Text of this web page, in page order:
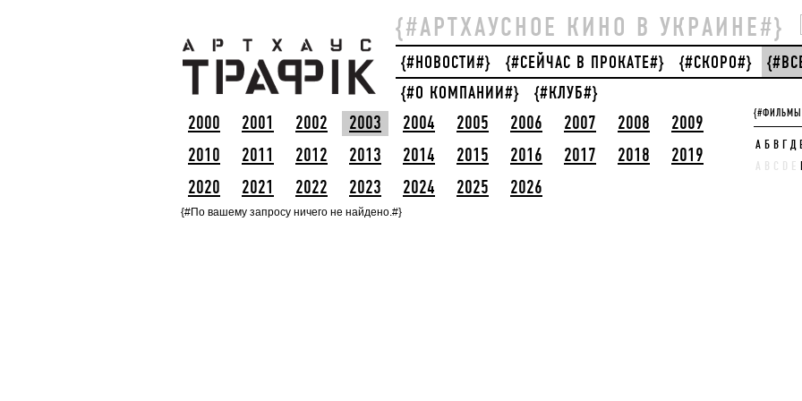
{#АРТХАУСНОЕ КИНО В УКРАИНЕ#}
{#НОВОСТИ#} {#СЕЙЧАС В ПРОКАТЕ#} {#СКОРО#}
{#О КОМПАНИИ#}
{#КЛУБ#}
2000 2001 2002 2003 2004 2005 2006 2007 2008
2009
2010
2011 2012 2013 2014 2015 2016 2017 2018
2019
2020
2021 2022 2023 2024 2025 2026
{#ФИЛЬМЫ
А Б В Г Д
A B C D E
{#По вашему запросу ничего не найдено.#}